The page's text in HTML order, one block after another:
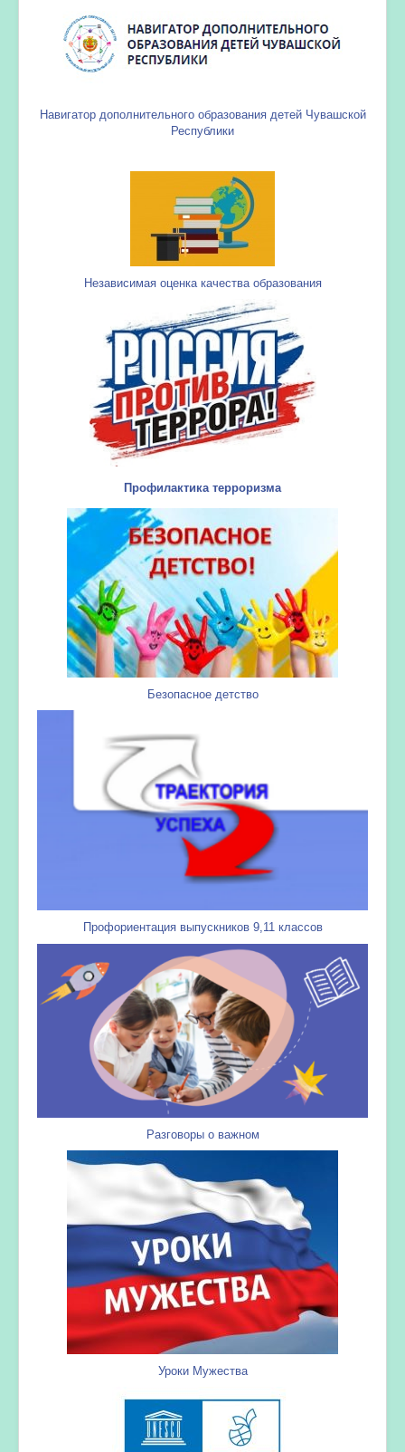
Навигатор дополнительного образования детей Чувашской
Республики
Независимая оценка качества образования
Профилактика терроризма
Безопасное детство
Профориентация выпускников 9,11 классов
Разговоры о важном
Уроки Мужества